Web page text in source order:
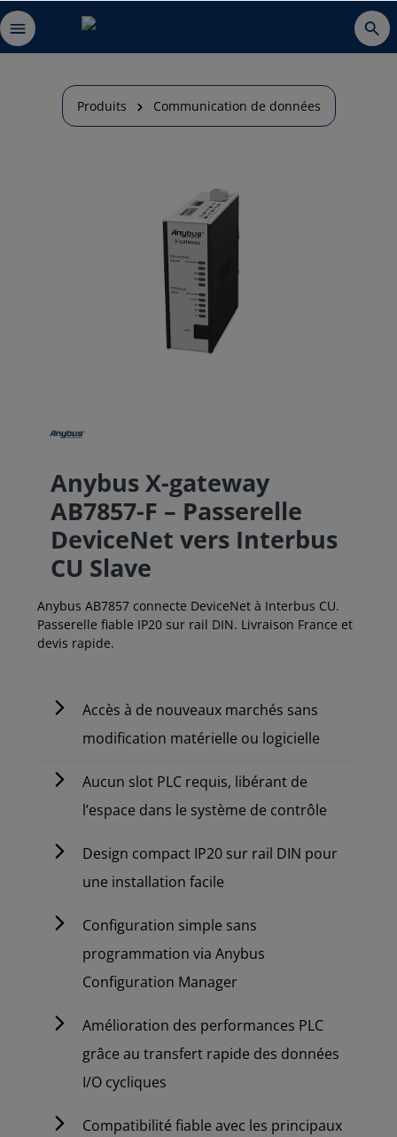
Produits Communication de données
Anybus X-gateway
AB7857-F – Passerelle
DeviceNet vers Interbus
CU Slave
Anybus AB7857 connecte DeviceNet à Interbus CU.
Passerelle fiable IP20 sur rail DIN. Livraison France et
devis rapide.
Accès à de nouveaux marchés sans
modification matérielle ou logicielle
Aucun slot PLC requis, libérant de
l’espace dans le système de contrôle
Design compact IP20 sur rail DIN pour
une installation facile
Configuration simple sans
programmation via Anybus
Configuration Manager
Amélioration des performances PLC
grâce au transfert rapide des données
I/O cycliques
Compatibilité fiable avec les principaux